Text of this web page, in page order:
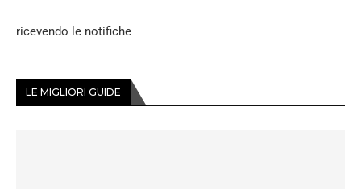
ricevendo le notifiche
LE MIGLIORI GUIDE